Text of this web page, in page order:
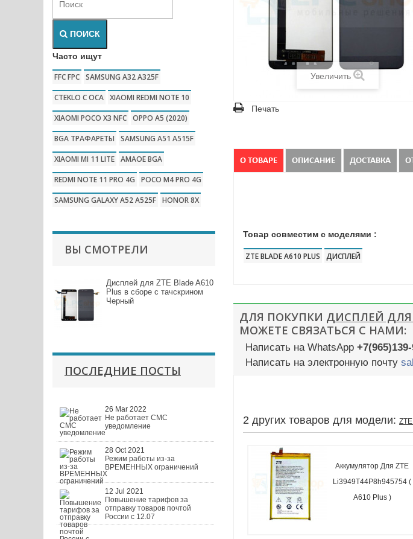
ПОИСК
Часто ищут
FFC FPC SAMSUNG A32 A325F
CTEKLO C OCA XIAOMI REDMI NOTE 10
XIAOMI POCO X3 NFC OPPO A5 (2020)
BGA ТРАФАРЕТЫ
SAMSUNG A51 A515F
XIAOMI MI 11 LITE AMAOE BGA
REDMI NOTE 11 PRO 4G
POCO M4 PRO 4G
SAMSUNG GALAXY A52 A525F HONOR 8X
ВЫ СМОТРЕЛИ
Дисплей для ZTE Blade A610
Plus в сборе с тачскрином
Черный
ПОСЛЕДНИЕ ПОСТЫ
26 Mar 2022
Не работает СМС
уведомление
28 Oct 2021
Режим работы из-за
ВРЕМЕННЫХ ограничений
12 Jul 2021
Повышение тарифов за
отправку товаров почтой
России с 12.07
Увеличить
Печать
О ТОВАРЕ ОПИСАНИЕ ДОСТАВКА
Товар совместим с моделями :
ZTE BLADE A610 PLUS ДИСПЛЕЙ
ДЛЯ ПОКУПКИ ДИСПЛЕЙ ДЛЯ
МОЖЕТЕ СВЯЗАТЬСЯ С НАМИ:
Написать на WhatsApp
Написать на электронную почту
2 других товаров для модели:
Аккумулятор Для ZTE
Li3949T44P8h945754 (
A610 Plus )